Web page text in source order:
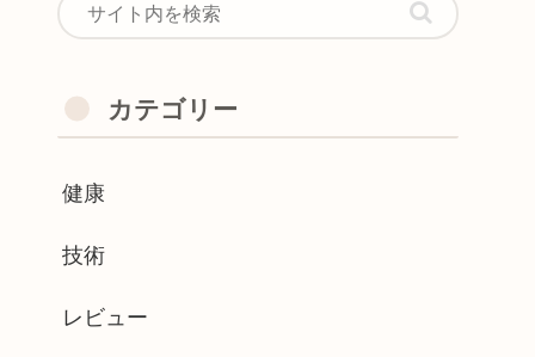
カテゴリー
健康
技術
レビュー